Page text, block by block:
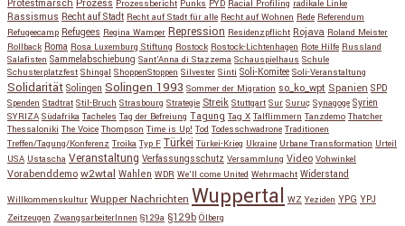
Protestmarsch Prozess Prozessbericht Punks PYD Racial Profiling radikale Linke
Rassismus Recht auf Stadt Recht auf Stadt für alle Recht auf Wohnen Rede Referendum
Refugeecamp Refugees Regina Wamper Repression Residenzpflicht Rojava Roland Meister
Rollback Roma Rosa Luxemburg Stiftung Rostock Rostock-Lichtenhagen Rote Hilfe Russland
Salafisten Sammelabschiebung Sant'Anna di Stazzema Schauspielhaus Schule
Schusterplatzfest Shingal ShoppenStoppen Silvester Sinti Soli-Komitee Soli-Veranstaltung
Solidarität Solingen Solingen 1993 Sommer der Migration so_ko_wpt Spanien SPD
Spenden Stadtrat Stil-Bruch Strasbourg Strategie Streik Stuttgart Sur Suruç Synagoge Syrien
SYRIZA Südafrika Tacheles Tag der Befreiung Tagung Tag X Talflimmern Tanzdemo Thatcher
Thessaloniki The Voice Thompson Time is Up! Tod Todesschwadrone Traditionen
Treffen/Tagung/Konferenz Troika Typ F Türkei Türkei-Krieg Ukraine Urbane Transformation Urteil
USA Ustascha Veranstaltung Verfassungsschutz Versammlung Video Vohwinkel
Vorabenddemo w2wtal Wahlen WDR We'll come United Wehrmacht Widerstand
Willkommenskultur Wupper NachrichtenWuppertal WZ Yeziden YPG YPJ
Zeitzeugen ZwangsarbeiterInnen §129a §129b Ölberg